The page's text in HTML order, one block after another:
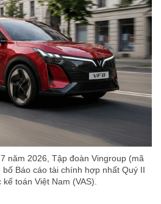
năm 2026, Tập đoàn Vingroup (mã
Báo cáo tài chính hợp nhất Quý II
toán Việt Nam (VAS).